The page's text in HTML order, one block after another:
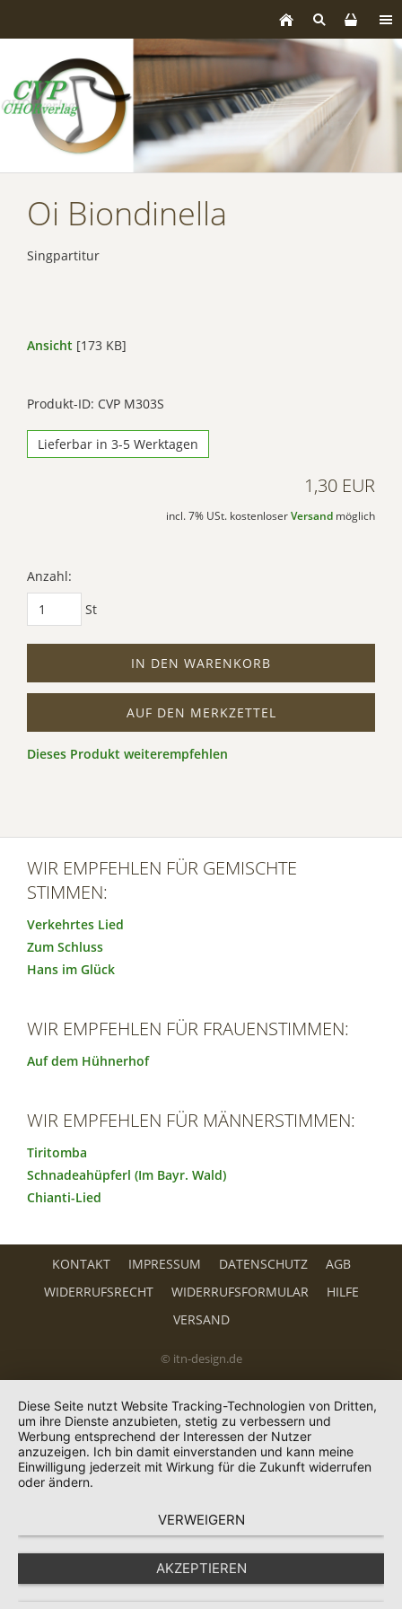
Oi Biondinella
Singpartitur
Ansicht [173 KB]
Produkt-ID: CVP M303S
Lieferbar in 3-5 Werktagen
1,30 EUR
incl. 7% USt. kostenloser Versand möglich
Anzahl:
St
IN DEN WARENKORB
AUF DEN MERKZETTEL
Dieses Produkt weiterempfehlen
WIR EMPFEHLEN FÜR GEMISCHTE
STIMMEN:
Verkehrtes Lied
Zum Schluss
Hans im Glück
WIR EMPFEHLEN FÜR FRAUENSTIMMEN:
Auf dem Hühnerhof
WIR EMPFEHLEN FÜR MÄNNERSTIMMEN:
Tiritomba
Schnadeahüpferl (Im Bayr. Wald)
Chianti-Lied
KONTAKT IMPRESSUM DATENSCHUTZ
AGB
WIDERRUFSRECHT
WIDERRUFSFORMULAR
HILFE
VERSAND
© itn-design.de
Diese Seite nutzt Website Tracking-Technologien von Dritten,
um ihre Dienste anzubieten, stetig zu verbessern und
Werbung entsprechend der Interessen der Nutzer
anzuzeigen. Ich bin damit einverstanden und kann meine
Einwilligung jederzeit mit Wirkung für die Zukunft widerrufen
oder ändern.
VERWEIGERN
AKZEPTIEREN